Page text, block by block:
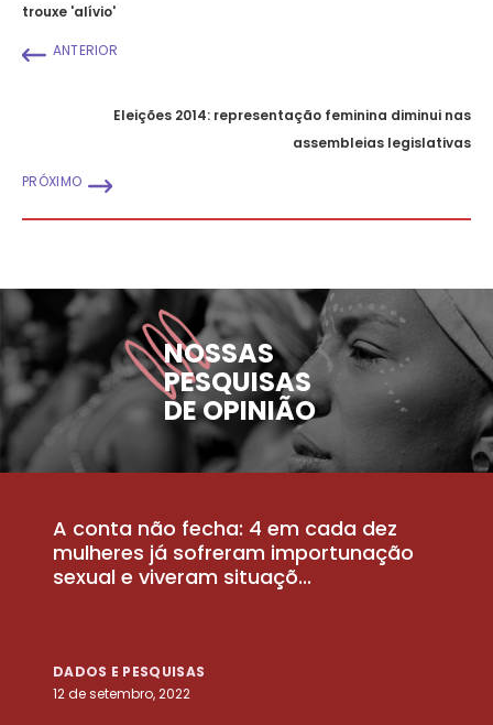
trouxe 'alívio'
ANTERIOR
Eleições 2014: representação feminina diminui nas
assembleias legislativas
PRÓXIMO
NOSSAS
PESQUISAS
DE OPINIÃO
A conta não fecha: 4 em cada dez
mulheres já sofreram importunação
sexual e viveram situaçõ...
DADOS E PESQUISAS
12 de setembro, 2022